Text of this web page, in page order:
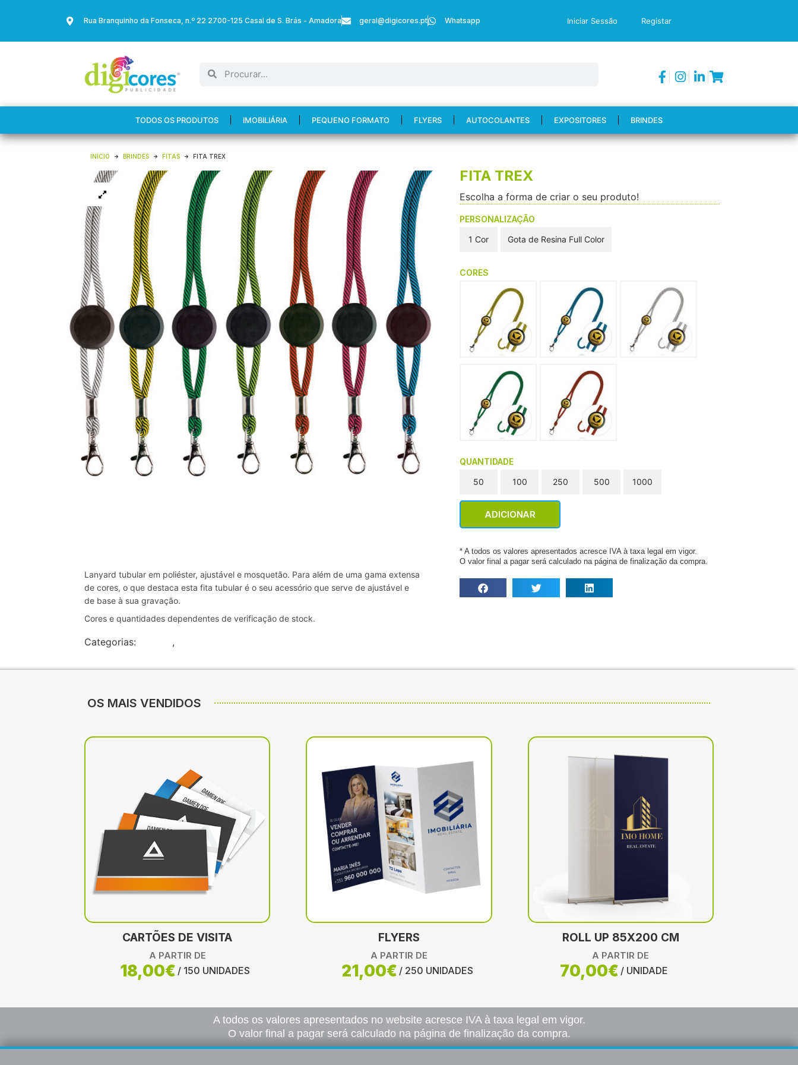
Rua Branquinho da Fonseca, n.º 22 2700-125 Casal de S. Brás - Amadora geral@digicores.pt Whatsapp Iniciar Sessão Registar
TODOS OS PRODUTOS IMOBILIÁRIA PEQUENO FORMATO FLYERS AUTOCOLANTES EXPOSITORES BRINDES
INÍCIO BRINDES FITAS FITA TREX
Lanyard tubular em poliéster, ajustável e mosquetão. Para além de uma gama extensa
de cores, o que destaca esta fita tubular é o seu acessório que serve de ajustável e
de base à sua gravação.
Cores e quantidades dependentes de verificação de stock.
Categorias: ,
FITA TREX
Escolha a forma de criar o seu produto!
PERSONALIZAÇÃO
1 Cor
Gota de Resina Full Color
CORES
QUANTIDADE
50
100 250 500 1000
ADICIONAR
* A todos os valores apresentados acresce IVA à taxa legal em vigor.
O valor final a pagar será calculado na página de finalização da compra.
OS MAIS VENDIDOS
CARTÕES DE VISITA
A PARTIR DE
18,00€ / 150 UNIDADES
FLYERS
A PARTIR DE
21,00€ / 250 UNIDADES
ROLL UP 85X200 CM
A PARTIR DE
70,00€ / UNIDADE
A todos os valores apresentados no website acresce IVA à taxa legal em vigor.
O valor final a pagar será calculado na página de finalização da compra.